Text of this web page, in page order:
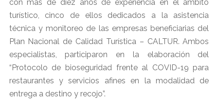
con más de diez años de experiencia en el ámbito
turístico, cinco de ellos dedicados a la asistencia
técnica y monitoreo de las empresas beneficiarias del
Plan Nacional de Calidad Turística – CALTUR. Ambos
especialistas, participaron en la elaboración del
“Protocolo de bioseguridad frente al COVID-19 para
restaurantes y servicios afines en la modalidad de
entrega a destino y recojo”.